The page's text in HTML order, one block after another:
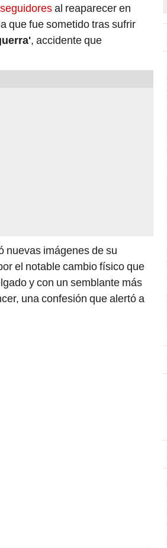
al reaparecer en
que fue sometido tras sufrir
, accidente que
nuevas imágenes de su
el notable cambio físico que
y con un semblante más
una confesión que alertó a